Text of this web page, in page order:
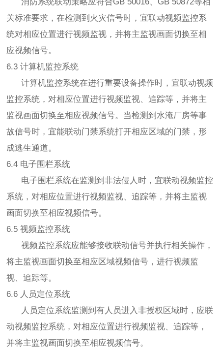
消防系统联动策略应符合GB 50016、GB 50872等相
关标准要求，在检测到火灾信号时，宜联动视频监控系
统对相应位置进行视频监视，并将主监视画面切换至相
应视频信号。
6.3 计算机监控系统
计算机监控系统在进行重要设备操作时，宜联动视频
监控系统，对相应位置进行视频监视、追踪等，并将主
监视画面切换至相应视频信号。当检测到水淹厂房等事
故信号时，宜能联动门禁系统打开相应区域的门禁，形
成逃生通道。
6.4 电子围栏系统
电子围栏系统在监测到非法侵人时，宜联动视频监控
系统，对相应位置进行视频监视、追踪等，并将主监视
画面切换至相应视频信号。
6.5 视频监控系统
视频监控系统应能够接收联动信号并执行相关操作，
将主监视画面切换至相应区域视频信号，进行视频监
视、追踪等。
6.6 人员定位系统
人员定位系统监测到有人员进入非授权区域时，应联
动视频监控系统，对相应位置进行视频监视、追踪等，
并将主监视画面切换至相应视频信号。